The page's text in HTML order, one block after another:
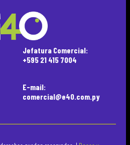
Jefatura Comercial:
+595 21 415 7004
E-mail:
comercial@e40.com.py